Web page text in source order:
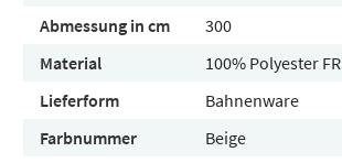
Abmessung in cm
300
Material
100% Polyester FR
Lieferform
Bahnenware
Farbnummer
Beige